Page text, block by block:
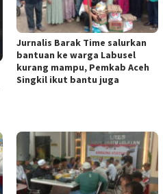
Jurnalis Barak Time salurkan
bantuan ke warga Labusel
kurang mampu, Pemkab Aceh
Singkil ikut bantu juga